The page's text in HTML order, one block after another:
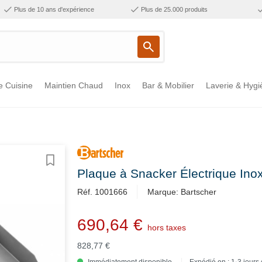
Plus de 10 ans d'expérience Plus de 25.000 produits
Cuisine Maintien Chaud Inox Bar & Mobilier Laverie &
Plaque à Snacker Électrique
Réf. 1001666 Marque: Bartscher
690,64 €
hors taxes
828,77 €